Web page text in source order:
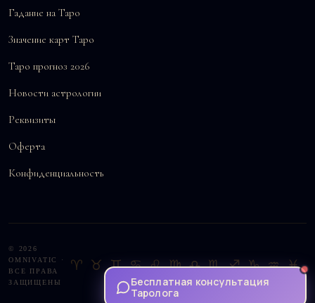
Гадание на Таро
Значение карт Таро
Таро прогноз 2026
Новости астрологии
Реквизиты
Оферта
Конфиденциальность
© 2026
OMNIVATIC ·
ВСЕ ПРАВА
ЗАЩИЩЕНЫ
♈♉♊♋♌♍♎♏♐♑♒♓
Бесплатная консультация
Таролога